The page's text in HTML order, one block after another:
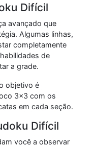
Difícil
avançado que
Algumas linhas,
completamente
de
a grade.
objetivo é
3x3 com os
em cada seção.
Difícil
você a observar